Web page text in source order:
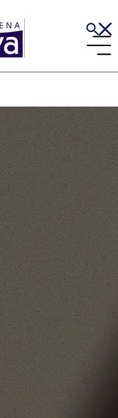
pielęgnacji skóry